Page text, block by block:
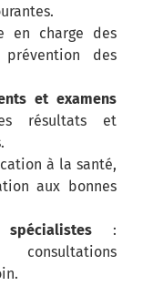
charge des
des
et examens
résultats et
à la santé,
aux bonnes
: